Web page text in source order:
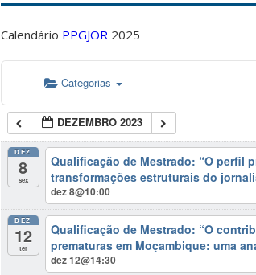
Calendário PPGJOR 2025
Categorias
DEZEMBRO 2023
DEZ
8
sex
Qualificação de Mestrado: “O perfil
transformações estruturais do
dez 8@10:00
DEZ
12
ter
Qualificação de Mestrado: “O
prematuras em Moçambique: uma
dez 12@14:30